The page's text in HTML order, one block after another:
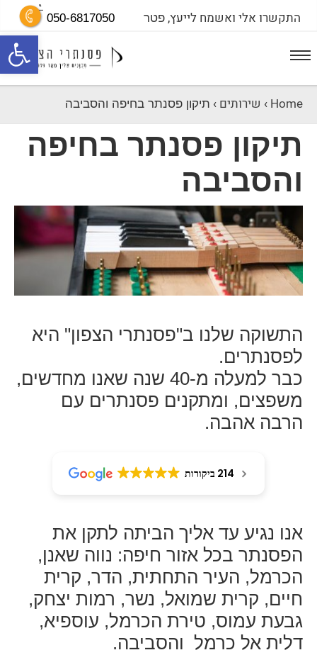
התקשרו אלי ואשמח לייעץ, פטר
Home
› שירותים › תיקון פסנתר בחיפה והסביבה
תיקון פסנתר בחיפה
והסביבה
התשוקה שלנו ב"פסנתרי הצפון" היא
לפסנתרים.
כבר למעלה מ-40 שנה שאנו מחדשים,
משפצים, ומתקנים פסנתרים עם
הרבה אהבה.
214 ביקורות
אנו נגיע עד אליך הביתה לתקן את
הפסנתר בכל אזור חיפה: נווה שאנן,
הכרמל, העיר התחתית, הדר, קרית
חיים, קרית שמואל, נשר, רמות יצחק,
גבעת עמוס, טירת הכרמל, עוספיא,
דלית אל כרמל והסביבה.
פתח סרגל